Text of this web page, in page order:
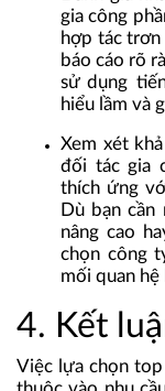
gia công
hợp tác
báo cáo rõ
sử dụng
hiểu lầm và
Xem xét
đối tác gia
thích ứng
Dù bạn
nâng cao
chọn công
mối quan
4. Kết
Việc lựa chọn